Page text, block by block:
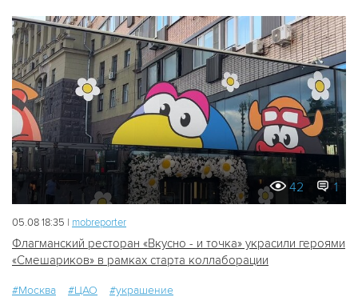
42 1
05.08 18:35 | mobreporter
Флагманский ресторан «Вкусно - и точка» украсили героями
«Смешариков» в рамках старта коллаборации
#Москва #ЦАО #украшение